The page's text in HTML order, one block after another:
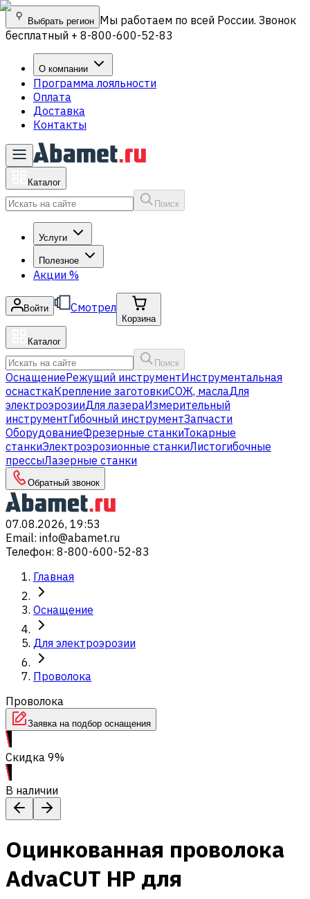
Выбрать регион Мы работаем по всей России. Звонок
бесплатный + 8-800-600-52-83
О компании
Программа лояльности
Оплата
Доставка
Контакты
Каталог
Поиск
Услуги
Полезное
Акции %
Войти Смотрел
Корзина
Каталог
Поиск
ОснащениеРежущий инструментИнструментальная
оснасткаКрепление заготовкиСОЖ, маслаДля
электроэрозииДля лазераИзмерительный
инструментГибочный инструментЗапчасти
ОборудованиеФрезерные станкиТокарные
станкиЭлектроэрозионные станкиЛистогибочные
прессыЛазерные станки
Обратный звонок
07.08.2026, 19:53
Email: info@abamet.ru
Телефон: 8-800-600-52-83
Главная
Оснащение
Для электроэрозии
Проволока
Проволока
Заявка на подбор оснащения
Скидка 9%
В наличии
Оцинкованная проволока
AdvaCUT HP для